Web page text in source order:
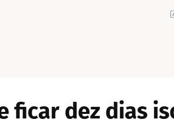
ficar dez dias